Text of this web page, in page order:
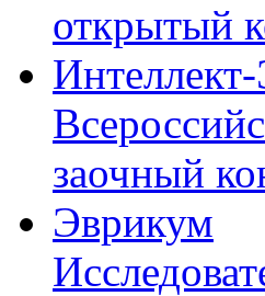
открытый
заочный
Эврикум